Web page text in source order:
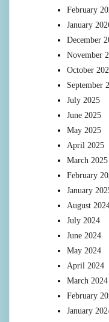
February
January
December
November
October
September
July 2025
June 2025
May 2025
April 2025
March 2025
February
January
August
July 2024
June 2024
May 2024
April 2024
March 2024
February
January